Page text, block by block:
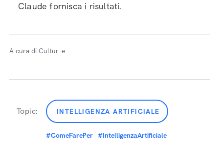
Claude fornisca i risultati.
A cura di Cultur-e
Topic: INTELLIGENZA ARTIFICIALE
#ComeFarePer #IntelligenzaArtificiale